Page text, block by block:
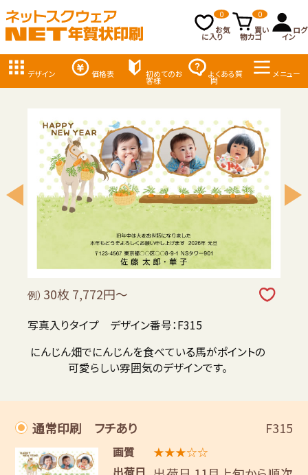
お気
に入り
0
買い
物カゴ
0
ログ
イン
デザイン 価格表 初めてのお
客様
よくある質
問
メニュー
例） 30枚 7,772円～
写真入りタイプ デザイン番号：F315
にんじん畑でにんじんを食べている馬がポイントの
可愛らしい雰囲気のデザインです。
通常印刷 フチあり F315
画質
★★★☆☆